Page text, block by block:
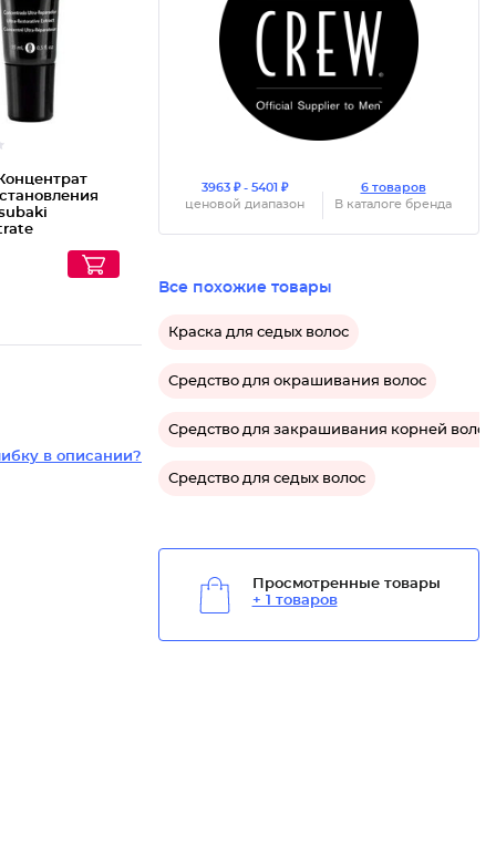
в описании?
3963 ₽ - 5401 ₽
ценовой диапазон
6 товаров
В каталоге бренда
Все похожие товары
Краска для седых волос
Средство для окрашивания волос
Средство для закрашивания корней волос
Средство для седых волос
Просмотренные товары
+ 1 товаров